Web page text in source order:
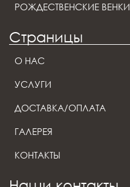
РОЖДЕСТВЕНСКИЕ ВЕНКИ
Страницы
О НАС
УСЛУГИ
ДОСТАВКА/ОПЛАТА
ГАЛЕРЕЯ
КОНТАКТЫ